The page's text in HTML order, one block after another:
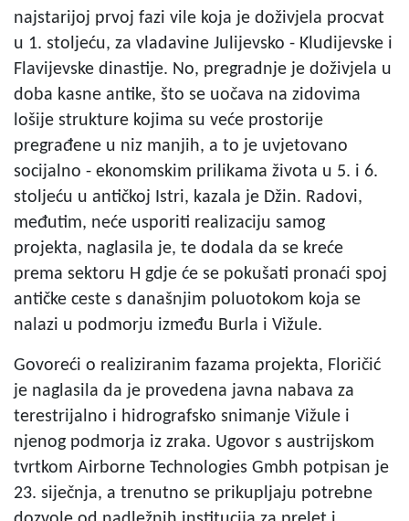
najstarijoj prvoj fazi vile koja je doživjela procvat
u 1. stoljeću, za vladavine Julijevsko - Kludijevske i
Flavijevske dinastije. No, pregradnje je doživjela u
doba kasne antike, što se uočava na zidovima
lošije strukture kojima su veće prostorije
pregrađene u niz manjih, a to je uvjetovano
socijalno - ekonomskim prilikama života u 5. i 6.
stoljeću u antičkoj Istri, kazala je Džin. Radovi,
međutim, neće usporiti realizaciju samog
projekta, naglasila je, te dodala da se kreće
prema sektoru H gdje će se pokušati pronaći spoj
antičke ceste s današnjim poluotokom koja se
nalazi u podmorju između Burla i Vižule.
Govoreći o realiziranim fazama projekta, Floričić
je naglasila da je provedena javna nabava za
terestrijalno i hidrografsko snimanje Vižule i
njenog podmorja iz zraka. Ugovor s austrijskom
tvrtkom Airborne Technologies Gmbh potpisan je
23. siječnja, a trenutno se prikupljaju potrebne